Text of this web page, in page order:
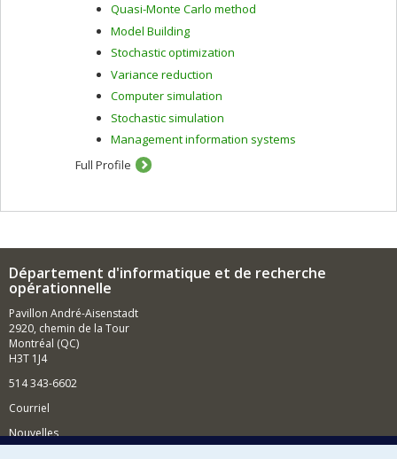
Quasi-Monte Carlo method
Model Building
Stochastic optimization
Variance reduction
Computer simulation
Stochastic simulation
Management information systems
Full Profile
Département d'informatique et de recherche
opérationnelle
Pavillon André-Aisenstadt
2920, chemin de la Tour
Montréal (QC)
H3T 1J4
514 343-6602
Courriel
Nouvelles